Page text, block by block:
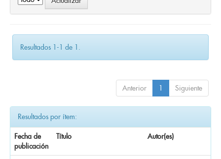
Resultados 1-1 de 1.
Anterior 1 Siguiente
Resultados por ítem:
Fecha de
publicación
Título Autor(es)